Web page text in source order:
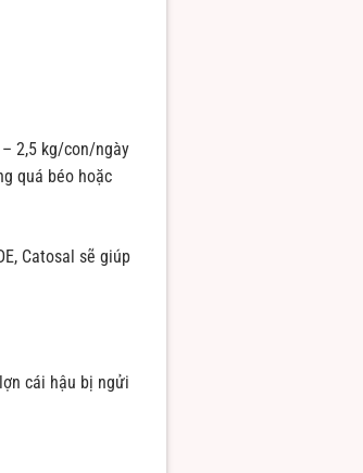
2,5 kg/con/ngày
quá béo hoặc
Catosal sẽ giúp
cái hậu bị ngửi